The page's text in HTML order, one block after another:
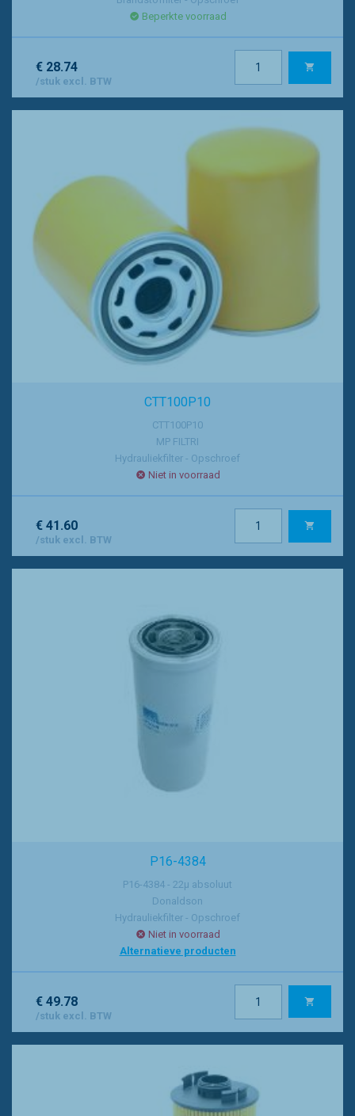
Beperkte voorraad
€ 28.74
/stuk excl. BTW
CTT100P10
CTT100P10
MP FILTRI
Hydrauliekfilter - Opschroef
Niet in voorraad
€ 41.60
/stuk excl. BTW
P16-4384
P16-4384 - 22µ absoluut
Donaldson
Hydrauliekfilter - Opschroef
Niet in voorraad
Alternatieve producten
€ 49.78
/stuk excl. BTW